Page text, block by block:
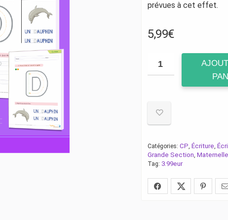
prévues à cet effet.
5,99€
Catégories: CP, Écriture,
Grande Section, Maternelle
Tag: 3.99eur